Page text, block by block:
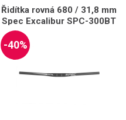
Řidítka rovná 680 / 31,8 mm
Spec Excalibur SPC-300BT
-40%